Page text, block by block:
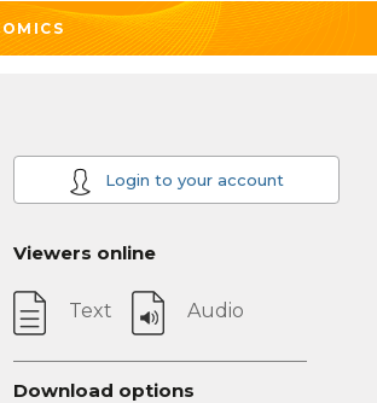
Login to your account
Viewers online
Text Audio
Download options